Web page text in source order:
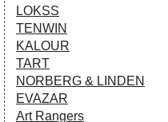
LOKSS
TENWIN
KALOUR
TART
NORBERG & LINDEN
EVAZAR
Art Rangers